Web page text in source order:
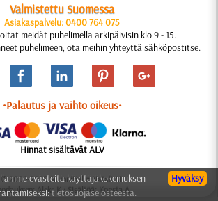
Valmistettu Suomessa
Asiakaspalvelu: 0400 764 075
meidät puhelimella arkipäivisin klo 9 - 15.
puhelimeen, ota meihin yhteyttä sähköpostitse.
•Palautus ja vaihto oikeus•
Hinnat sisältävät ALV
© 2006-2025 Suunnittelu: Natali M.
Aleks K.; Sisältöä: Konsta A.
Hyväksy
evästeitä käyttäjäkokemuksen
tietosuojaselosteesta.